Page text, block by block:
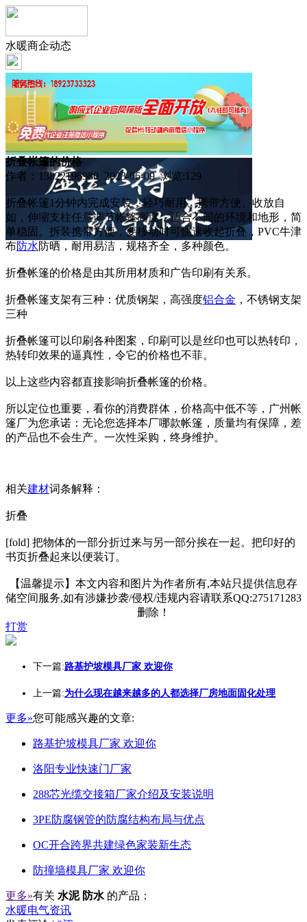
水暖商企动态
折叠帐篷的价格
作者：13822196980 2023-06-09 浏览:129
折叠帐篷1分钟内完成安装，轻巧耐用、携带方便、收放自
如，伸缩支柱任意调节帐篷高度，适合不同的环境和地形，简
单稳固。拆装携带方便，要移动时可快速收起折叠，PVC牛津
布防水防晒，耐用易洁，规格齐全，多种颜色。
折叠帐篷的价格是由其所用材质和广告印刷有关系。
折叠帐篷支架有三种：优质钢架，高强度铝合金 ，不锈钢支架
三种
折叠帐篷可以印刷各种图案，印刷可以是丝印也可以热转印，
热转印效果的逼真性，令它的价格也不菲。
以上这些内容都直接影响折叠帐篷的价格。
所以定位也重要，看你的消费群体，价格高中低不等，广州帐
篷厂为您承诺：无论您选择本厂哪款帐篷，质量均有保障，差
的产品也不会生产。一次性采购，终身维护。
相关建材词条解释：
折叠
[fold] 把物体的一部分折过来与另一部分挨在一起。把印好的
书页折叠起来以便装订。
【温馨提示】本文内容和图片为作者所有,本站只提供信息存
储空间服务,如有涉嫌抄袭/侵权/违规内容请联系QQ:275171283
删除！
打赏
下一篇:路基护坡模具厂家 欢迎你
上一篇:为什么现在越来越多的人都选择厂房地面固化处理
更多»您可能感兴趣的文章:
路基护坡模具厂家 欢迎你
洛阳专业快速门厂家
288芯光缆交接箱厂家介绍及安装说明
3PE防腐钢管的防腐结构布局与优点
OC开合跨界共建绿色家装新生态
防撞墙模具厂家 欢迎你
更多»有关 水泥 防水 的产品：
水暖电气资讯